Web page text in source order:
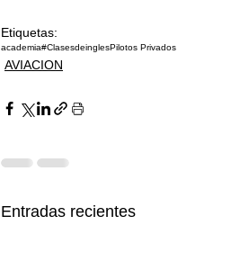
Etiquetas:
academia#ClasesdeinglesPilotos Privados
AVIACION
Entradas recientes